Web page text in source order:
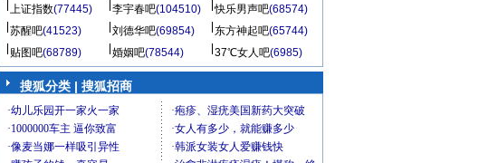
上证指数(77445) 李宇春吧(104510) 快乐男声吧(68574)
苏醒吧(41523) 刘德华吧(69854) 东方神起吧(65744)
贴图吧(68789) 婚姻吧(78544) 37℃女人吧(6985)
搜狐分类 | 搜狐招商